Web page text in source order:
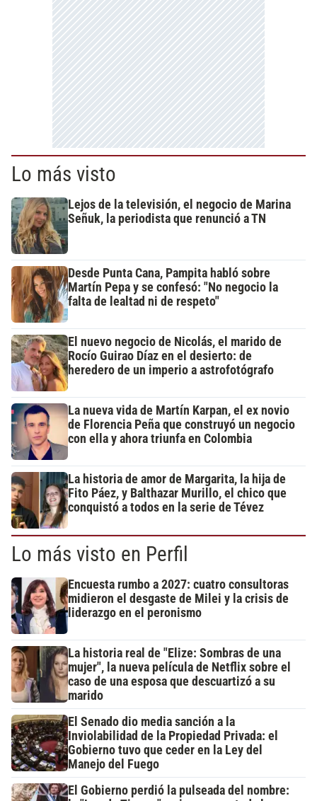
Lo más visto
Lejos de la televisión, el negocio de Marina
Señuk, la periodista que renunció a TN
Desde Punta Cana, Pampita habló sobre
Martín Pepa y se confesó: "No negocio la
falta de lealtad ni de respeto"
El nuevo negocio de Nicolás, el marido de
Rocío Guirao Díaz en el desierto: de
heredero de un imperio a astrofotógrafo
La nueva vida de Martín Karpan, el ex novio
de Florencia Peña que construyó un negocio
con ella y ahora triunfa en Colombia
La historia de amor de Margarita, la hija de
Fito Páez, y Balthazar Murillo, el chico que
conquistó a todos en la serie de Tévez
Lo más visto en Perfil
Encuesta rumbo a 2027: cuatro consultoras
midieron el desgaste de Milei y la crisis de
liderazgo en el peronismo
La historia real de "Elize: Sombras de una
mujer", la nueva película de Netflix sobre el
caso de una esposa que descuartizó a su
marido
El Senado dio media sanción a la
Inviolabilidad de la Propiedad Privada: el
Gobierno tuvo que ceder en la Ley del
Manejo del Fuego
El Gobierno perdió la pulseada del nombre: